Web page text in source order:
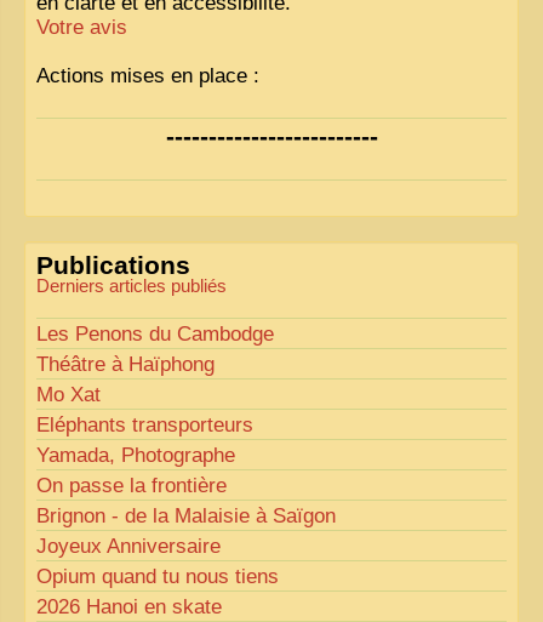
Votre avis
Actions mises en place :
Nous avons déjà ajusté les couleurs pour améliorer
la lisibilité. Votre avis nous intéresse !
« Comme tout bon collectionneur le sait, la
perfection est un idéal… mais nous y travaillons
-------------------------
Publications
Derniers articles publiés
Les Penons du Cambodge
Théâtre à Haïphong
Mo Xat
Eléphants transporteurs
Yamada, Photographe
On passe la frontière
Brignon - de la Malaisie à Saïgon
Joyeux Anniversaire
Opium quand tu nous tiens
2026 Hanoi en skate